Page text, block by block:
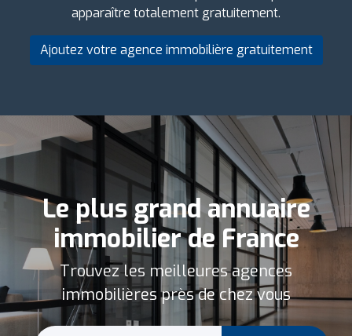
apparaître totalement gratuitement.
Ajoutez votre agence immobilière gratuitement
Le plus grand annuaire
immobilier de France
Trouvez les meilleures agences
immobilières près de chez vous